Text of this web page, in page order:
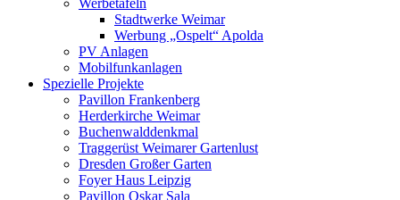
Werbetafeln
Stadtwerke Weimar
Werbung „Ospelt“ Apolda
PV Anlagen
Mobilfunkanlagen
Spezielle Projekte
Pavillon Frankenberg
Herderkirche Weimar
Buchenwalddenkmal
Traggerüst Weimarer Gartenlust
Dresden Großer Garten
Foyer Haus Leipzig
Pavillon Oskar Sala